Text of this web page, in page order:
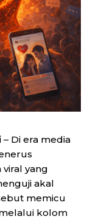
– Di era media
yang
akal
memicu
kolom